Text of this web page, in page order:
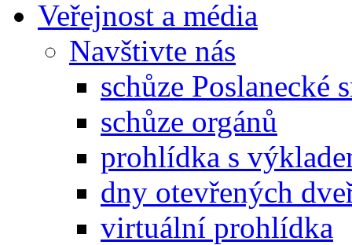
Veřejnost a média
Navštivte nás
schůze Poslanecké
schůze orgánů
prohlídka s
dny otevřených
virtuální prohlídka